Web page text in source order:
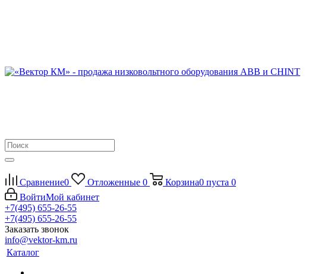
Сравнение0 Отложенные 0 Корзина0 пуста 0
ВойтиМой кабинет
+7(495) 655-26-55
+7(495) 655-26-55
Заказать звонок
info@vektor-km.ru
Каталог